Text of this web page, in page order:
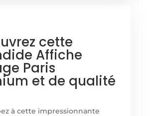
cette
Affiche
Paris
et de qualité
à cette impressionnante